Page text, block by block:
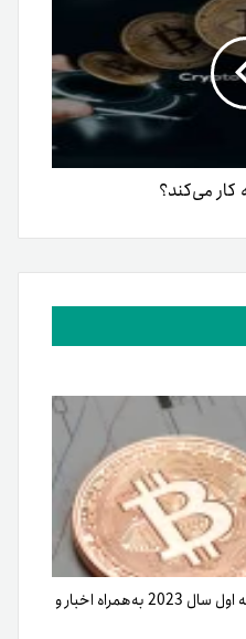
کار می‌کند؟
وضعیت رمز ارز بیت کوین در 6ماهه اول سال 2023 به‌همراه اخبار و